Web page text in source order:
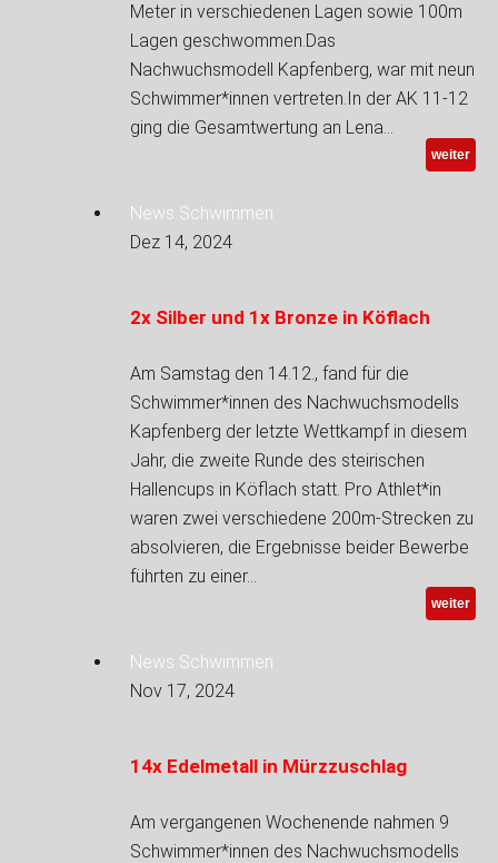
Meter in verschiedenen Lagen sowie 100m
Lagen geschwommen.Das
Nachwuchsmodell Kapfenberg, war mit neun
Schwimmer*innen vertreten.In der AK 11-12
ging die Gesamtwertung an Lena…
weiter
News Schwimmen
Dez 14, 2024
2x Silber und 1x Bronze in Köflach
Am Samstag den 14.12., fand für die
Schwimmer*innen des Nachwuchsmodells
Kapfenberg der letzte Wettkampf in diesem
Jahr, die zweite Runde des steirischen
Hallencups in Köflach statt. Pro Athlet*in
waren zwei verschiedene 200m-Strecken zu
absolvieren, die Ergebnisse beider Bewerbe
führten zu einer…
weiter
News Schwimmen
Nov 17, 2024
14x Edelmetall in Mürzzuschlag
Am vergangenen Wochenende nahmen 9
Schwimmer*innen des Nachwuchsmodells